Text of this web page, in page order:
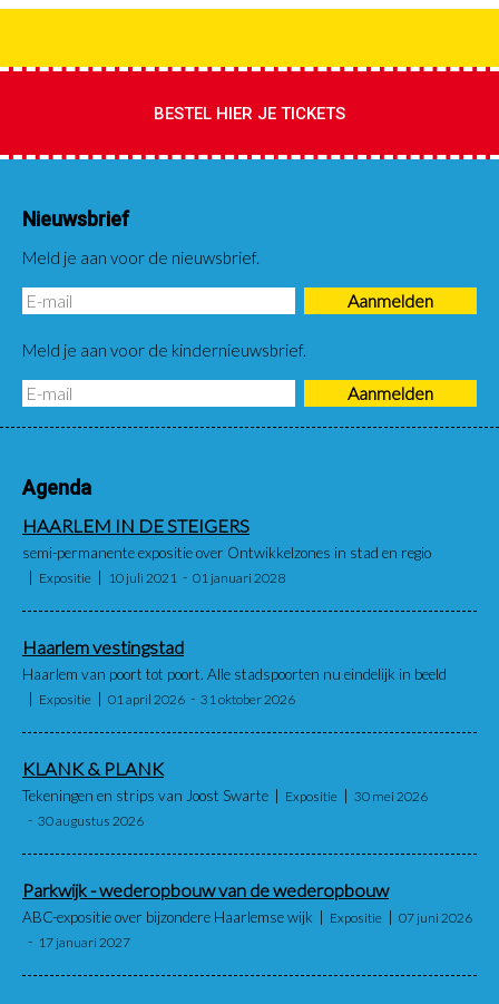
BESTEL HIER JE TICKETS
Nieuwsbrief
Meld je aan voor de nieuwsbrief.
Meld je aan voor de kindernieuwsbrief.
Agenda
HAARLEM IN DE STEIGERS
semi-permanente expositie over Ontwikkelzones in stad en regio
Expositie 10 juli 2021 01 januari 2028
Haarlem vestingstad
Haarlem van poort tot poort. Alle stadspoorten nu eindelijk in beeld
Expositie 01 april 2026 31 oktober 2026
KLANK & PLANK
Tekeningen en strips van Joost Swarte Expositie
30 mei 2026
30 augustus 2026
Parkwijk - wederopbouw van de wederopbouw
ABC-expositie over bijzondere Haarlemse wijk Expositie
07 juni 2026
17 januari 2027